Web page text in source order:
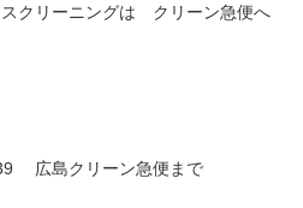
クリーニングは クリーン急便へ
広島クリーン急便まで